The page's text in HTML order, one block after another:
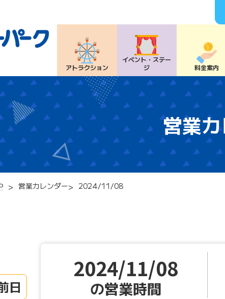
アトラクション
イベント・ ステー
ジ
料⾦案内
営業
営業カレンダー 2024/11/08
日
2024/11/08
の営業時間